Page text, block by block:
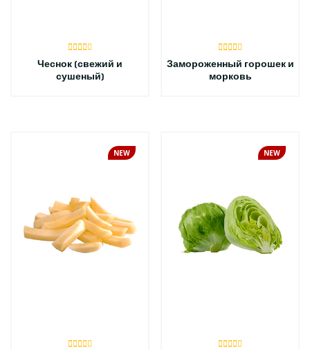
Чеснок (свежий и
сушеный)
Замороженный горошек и
морковь
NEW NEW